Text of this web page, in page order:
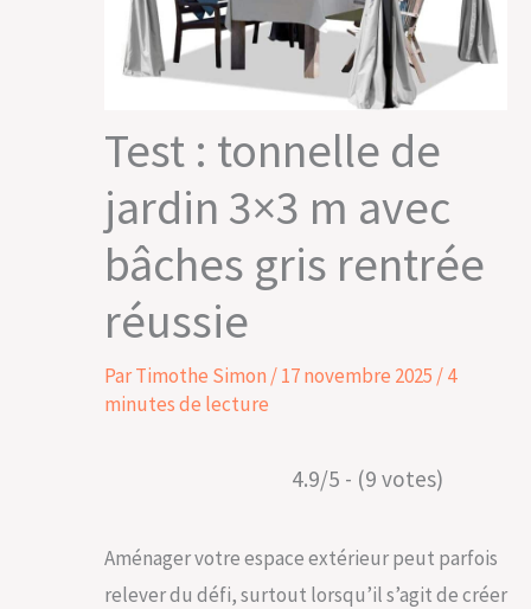
Test : tonnelle de
jardin 3×3 m avec
bâches gris rentrée
réussie
ParTimothe Simon /17 novembre 2025 /4
minutes de lecture
4.9/5 - (9 votes)
Aménager votre espace extérieur peut parfois
relever du défi, surtout lorsqu’il s’agit de créer